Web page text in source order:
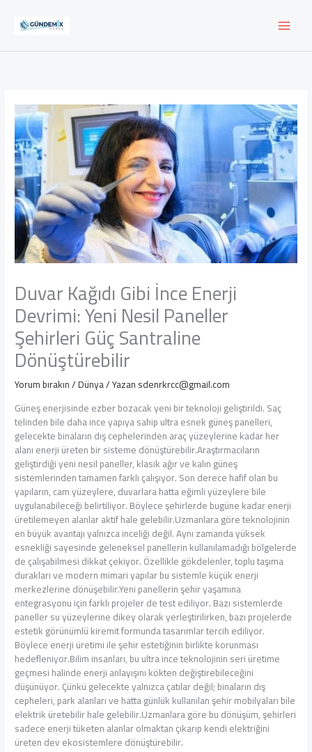
Duvar Kağıdı Gibi İnce Enerji
Devrimi: Yeni Nesil Paneller
Şehirleri Güç Santraline
Dönüştürebilir
Yorum bırakın/Dünya/ Yazansdenrkrcc@gmail.com
Güneş enerjisinde ezber bozacak yeni bir teknoloji geliştirildi. Saç
telinden bile daha ince yapıya sahip ultra esnek güneş panelleri,
gelecekte binaların dış cephelerinden araç yüzeylerine kadar her
alanı enerji üreten bir sisteme dönüştürebilir.Araştırmacıların
geliştirdiği yeni nesil paneller, klasik ağır ve kalın güneş
sistemlerinden tamamen farklı çalışıyor. Son derece hafif olan bu
yapıların, cam yüzeylere, duvarlara hatta eğimli yüzeylere bile
uygulanabileceği belirtiliyor. Böylece şehirlerde bugüne kadar enerji
üretilemeyen alanlar aktif hale gelebilir.Uzmanlara göre teknolojinin
en büyük avantajı yalnızca inceliği değil. Aynı zamanda yüksek
esnekliği sayesinde geleneksel panellerin kullanılamadığı bölgelerde
de çalışabilmesi dikkat çekiyor. Özellikle gökdelenler, toplu taşıma
durakları ve modern mimari yapılar bu sistemle küçük enerji
merkezlerine dönüşebilir.Yeni panellerin şehir yaşamına
entegrasyonu için farklı projeler de test ediliyor. Bazı sistemlerde
paneller su yüzeylerine dikey olarak yerleştirilirken, bazı projelerde
estetik görünümlü kiremit formunda tasarımlar tercih ediliyor.
Böylece enerji üretimi ile şehir estetiğinin birlikte korunması
hedefleniyor.Bilim insanları, bu ultra ince teknolojinin seri üretime
geçmesi halinde enerji anlayışını kökten değiştirebileceğini
düşünüyor. Çünkü gelecekte yalnızca çatılar değil; binaların dış
cepheleri, park alanları ve hatta günlük kullanılan şehir mobilyaları bile
elektrik üretebilir hale gelebilir.Uzmanlara göre bu dönüşüm, şehirleri
sadece enerji tüketen alanlar olmaktan çıkarıp kendi elektriğini
üreten dev ekosistemlere dönüştürebilir.